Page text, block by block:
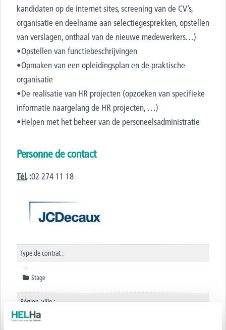
kandidaten op de internet sites, screening van de CV’s,
organisatie en deelname aan selectiegesprekken, opstellen
van verslagen, onthaal van de nieuwe medewerkers…)
•Opstellen van functiebeschrijvingen
•Opmaken van een opleidingsplan en de praktische
organisatie
•De realisatie van HR projecten (opzoeken van specifieke
informatie naargelang de HR projecten, …)
•Helpen met het beheer van de personeelsadministratie
Personne de contact
Tél.:02 274 11 18
Type de contrat :
Stage
Région, ville :